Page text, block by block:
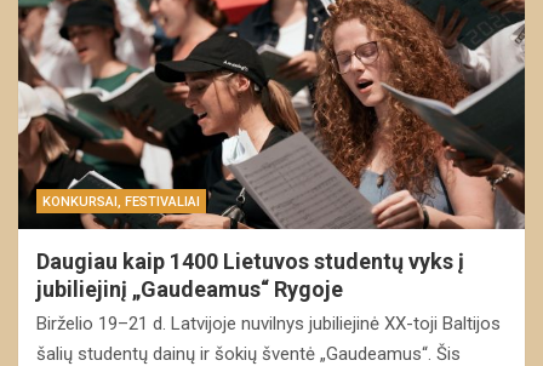
KONKURSAI, FESTIVALIAI
Daugiau kaip 1400 Lietuvos studentų vyks į
jubiliejinį „Gaudeamus“ Rygoje
Birželio 19–21 d. Latvijoje nuvilnys jubiliejinė XX-toji Baltijos
šalių studentų dainų ir šokių šventė „Gaudeamus“. Šis